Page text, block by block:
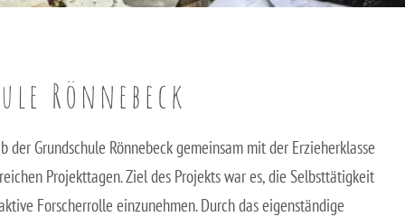
Rönnebeck
Grundschule Rönnebeck gemeinsam mit der Erzieherklasse
Projekttagen. Ziel des Projekts war es, die Selbsttätigkeit
Forscherrolle einzunehmen. Durch das eigenständige